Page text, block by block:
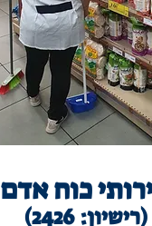
כוח אדם
(רישיון: 2426)